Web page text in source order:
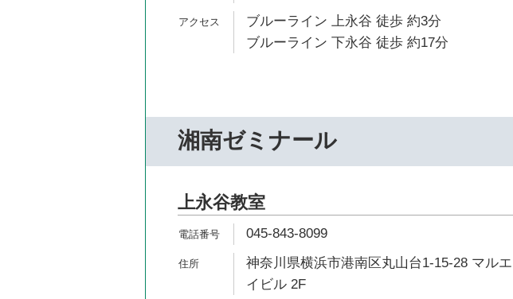
ブルーライン 上永谷 徒歩 約3分
ブルーライン 下永谷 徒歩 約17分
湘南ゼミナール
上永谷教室
045-843-8099
神奈川県横浜市港南区丸山台1-15-28 マルエ
イビル 2F